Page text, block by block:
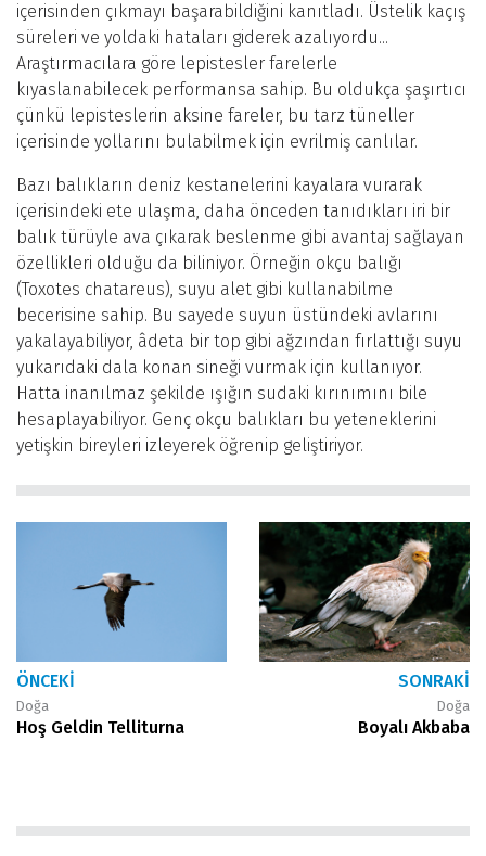
içerisinden çıkmayı başarabildiğini kanıtladı. Üstelik kaçış
süreleri ve yoldaki hataları giderek azalıyordu...
Araştırmacılara göre lepistesler farelerle
kıyaslanabilecek performansa sahip. Bu oldukça şaşırtıcı
çünkü lepisteslerin aksine fareler, bu tarz tüneller
içerisinde yollarını bulabilmek için evrilmiş canlılar.
Bazı balıkların deniz kestanelerini kayalara vurarak
içerisindeki ete ulaşma, daha önceden tanıdıkları iri bir
balık türüyle ava çıkarak beslenme gibi avantaj sağlayan
özellikleri olduğu da biliniyor. Örneğin okçu balığı
(Toxotes chatareus), suyu alet gibi kullanabilme
becerisine sahip. Bu sayede suyun üstündeki avlarını
yakalayabiliyor, âdeta bir top gibi ağzından fırlattığı suyu
yukarıdaki dala konan sineği vurmak için kullanıyor.
Hatta inanılmaz şekilde ışığın sudaki kırınımını bile
hesaplayabiliyor. Genç okçu balıkları bu yeteneklerini
yetişkin bireyleri izleyerek öğrenip geliştiriyor.
ÖNCEKI
Doğa
Hoş Geldin Telliturna
SONRAKI
Doğa
Boyalı Akbaba